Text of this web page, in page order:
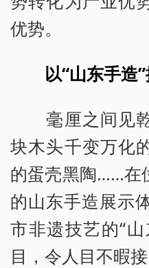
优势。
以“山东手造
毫厘之间见乾
块木头千变万化
的蛋壳黑陶……在
的山东手造展示
市非遗技艺的“
目，令人目不暇接